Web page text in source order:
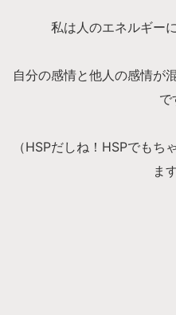
私は人のエネルギー
自分の感情と他人の感情が
で
（HSPだしね！HSPでもち
ま